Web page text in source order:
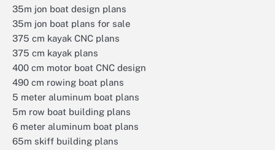
35m jon boat design plans
35m jon boat plans for sale
375 cm kayak CNC plans
375 cm kayak plans
400 cm motor boat CNC design
490 cm rowing boat plans
5 meter aluminum boat plans
5m row boat building plans
6 meter aluminum boat plans
65m skiff building plans